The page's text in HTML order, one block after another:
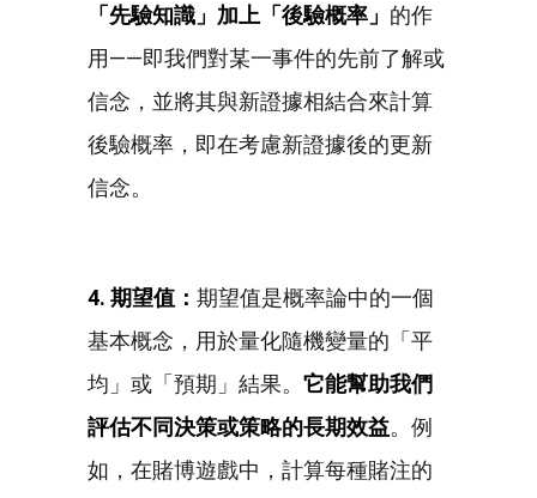
「先驗知識」加上「後驗概率」 的作
用——即我們對某一事件的先前了解或
信念，並將其與新證據相結合來計算
後驗概率，即在考慮新證據後的更新
信念。
4. 期望值： 期望值是概率論中的一個
基本概念，用於量化隨機變量的「平
均」或「預期」結果。 它能幫助我們
評估不同決策或策略的長期效益。例
如，在賭博遊戲中，計算每種賭注的